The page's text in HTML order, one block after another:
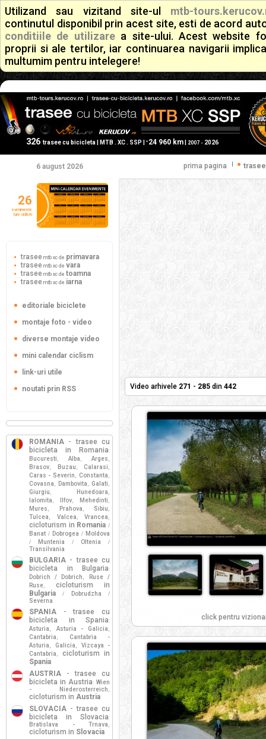
Utilizand sau vizitand site-ul mtb-
continutul disponibil prin acest site, esti de acord
conditiile de utilizarea site-ului. Acest website
proprii si ale tertilor, iar continuarea navigarii
multumim pentru intelegere!
326 trasee cu bicicleta | MTB . XC . SSP | + 24 960 km| 2007 - 2026
6 august 2026 prima pagina
Video arhivele 271 - 285din 442
click pentru
26
evenimente
ture ciclism
trasee mtb xc de primavara
trasee mtb xc de vara
trasee mtb xc de toamna
trasee mtb xc de iarna
editoriale biciclete
montaje foto - video
diverse montaje video
mini calendar ciclism
link-uri utile
noutati prin RSS
ROMANIA - trasee cu
bicicleta in Romania:
Bucuresti , Alba , Arges ,
Brasov, Buzau , Calarasi ,
Caras - Severin , Constanta ,
Covasna , Dambovita , Galati ,
Giurgiu , Hunedoara ,
Ialomita , Ilfov, Mehedinti ,
Mures , Prahova , Sibiu ,
Tulcea , Valcea , Vrancea ,
cicloturism in Romania /
Banat / Dobrogea / Moldova
/ Muntenia / Oltenia /
Transilvania
BULGARIA - trasee cu
bicicleta in Bulgaria:
Dobrich / Dobrich ,
Ruse /
Ruse,
cicloturism in
Bulgaria
/ Dobrudzha /
Severna
SPANIA - trasee cu
bicicleta in Spania:
Asturia , Asturia - Galicia ,
Cantabria ,
Cantabria -
Asturia , Galicia ,
Vizcaya -
Cantabria ,
cicloturism in
Spania
AUSTRIA - trasee cu
bicicleta in Austria: Wien
- Niederosterreich ,
cicloturism in Austria
SLOVACIA - trasee cu
bicicleta in Slovacia:
Bratislava - Trnava ,
cicloturism in Slovacia